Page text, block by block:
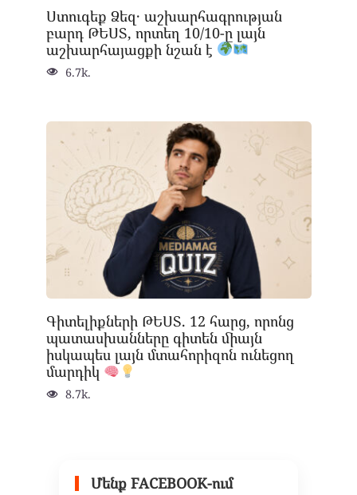
Ստուգեք Ձեզ․ աշխարհագրության
բարդ ԹԵՍՏ, որտեղ 10/10-ը լայն
աշխարհայացքի նշան է
6.7k.
Գիտելիքների ԹԵՍՏ. 12 հարց, որոնց
պատասխանները գիտեն միայն
իսկապես լայն մտահորիզոն ունեցող
մարդիկ
8.7k.
Մենք FACEBOOK-ում